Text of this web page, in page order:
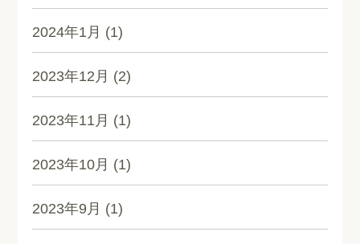
2024年1月 (1)
2023年12月 (2)
2023年11月 (1)
2023年10月 (1)
2023年9月 (1)